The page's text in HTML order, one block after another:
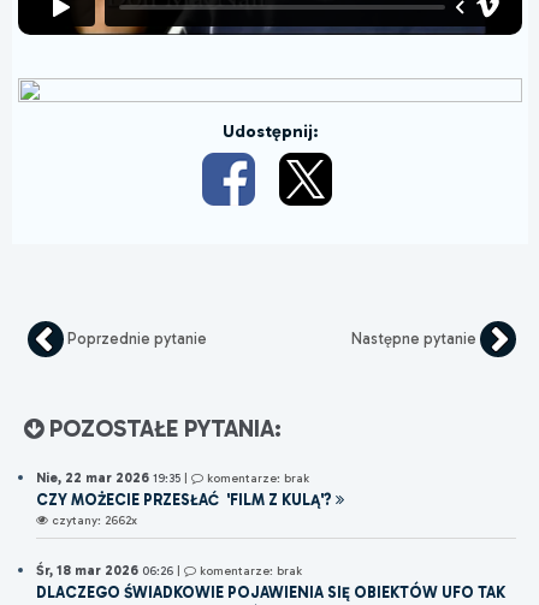
Udostępnij:
Poprzednie pytanie Następne pytanie
POZOSTAŁE PYTANIA:
Nie, 22 mar 2026 19:35 komentarze: brak
CZY MOŻECIE PRZESŁAĆ 'FILM Z KULĄ'?
czytany: 2662x
Śr, 18 mar 2026 06:26 komentarze: brak
DLACZEGO ŚWIADKOWIE POJAWIENIA SIĘ OBIEKTÓW UFO TAK